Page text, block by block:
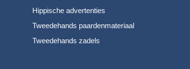
Hippische advertenties
Tweedehands paardenmateriaal
Tweedehands zadels